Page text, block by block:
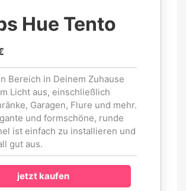
Hue Tento
Bereich in Deinem Zuhause
Licht aus, einschließlich
Garagen, Flure und mehr.
und formschöne, runde
ist einfach zu installieren und
gut aus.
jetzt kaufen